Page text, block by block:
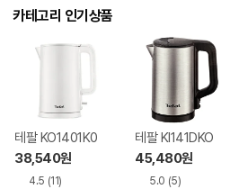
카테고리 인기상품
테팔 KO1401K0
38,540원
4.5 (11)
테팔 KI141DKO
45,480원
5.0 (5)